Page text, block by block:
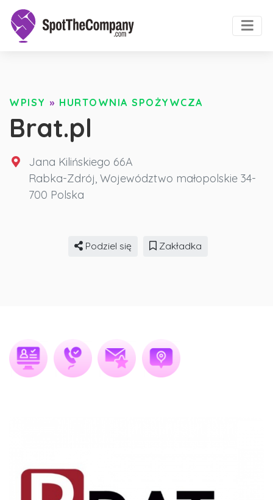
WPISY » HURTOWNIA SPOŻYWCZA
Brat.pl
Jana Kilińskiego 66A
Rabka-Zdrój, Województwo małopolskie 34-
700 Polska
Podziel się Zakładka